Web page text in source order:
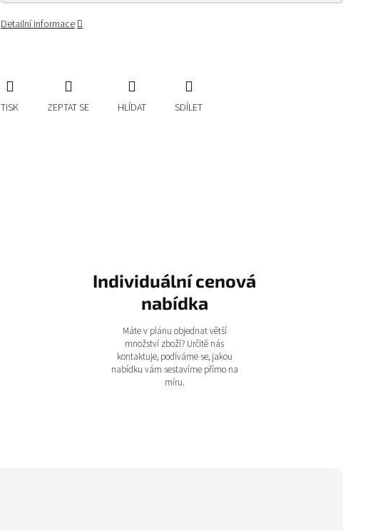
Detailní informace
TISK ZEPTAT SE HLÍDAT SDÍLET
Individuální cenová
nabídka
Máte v plánu objednat větší
množství zboží? Určitě nás
kontaktuje, podíváme se, jakou
nabídku vám sestavíme přímo na
míru.